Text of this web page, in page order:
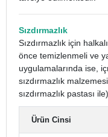
Sızdırmazlık
Sızdırmazlık için
önce temizlenmeli ve
uygulamalarında ise,
sızdırmazlık
sızdırmazlık pastası
Ürün Cinsi